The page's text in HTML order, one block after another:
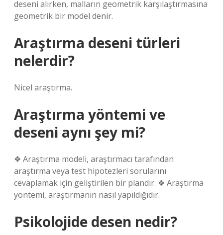
deseni alırken, malların geometrik karşılaştırmasına
geometrik bir model denir.
Araştırma deseni türleri
nelerdir?
Nicel araştırma.
Araştırma yöntemi ve
deseni aynı şey mi?
❖ Araştırma modeli, araştırmacı tarafından
araştırma veya test hipotezleri sorularını
cevaplamak için geliştirilen bir plandır. ❖ Araştırma
yöntemi, araştırmanın nasıl yapıldığıdır.
Psikolojide desen nedir?